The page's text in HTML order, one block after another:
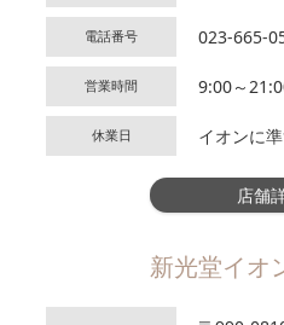
電話番号 023-665-
営業時間 9:00～
休業日 イオンに
店舗
新光堂イオ